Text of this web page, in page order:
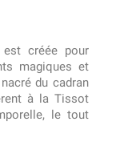
créée pour
magiques et
du cadran
à la Tissot
le tout